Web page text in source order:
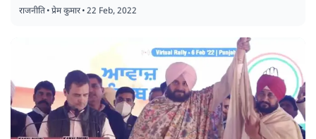
राजनीति•प्रेम कुमार•22 Feb, 2022